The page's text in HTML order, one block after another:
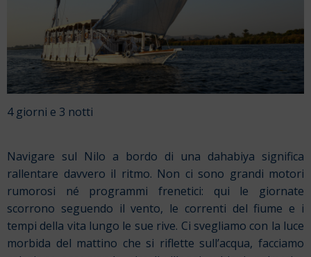
4 giorni e 3 notti
Navigare sul Nilo a bordo di una dahabiya significa
rallentare davvero il ritmo. Non ci sono grandi motori
rumorosi né programmi frenetici: qui le giornate
scorrono seguendo il vento, le correnti del fiume e i
tempi della vita lungo le sue rive. Ci svegliamo con la luce
morbida del mattino che si riflette sull’acqua, facciamo